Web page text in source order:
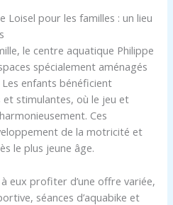
Loisel pour les familles : un lieu
le centre aquatique Philippe
spécialement aménagés
enfants bénéficient
et stimulantes, où le jeu et
Ces
de la motricité et
le plus jeune âge.
eux profiter d’une offre variée,
séances d’aquabike et